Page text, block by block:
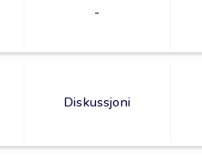
-
Diskussjoni